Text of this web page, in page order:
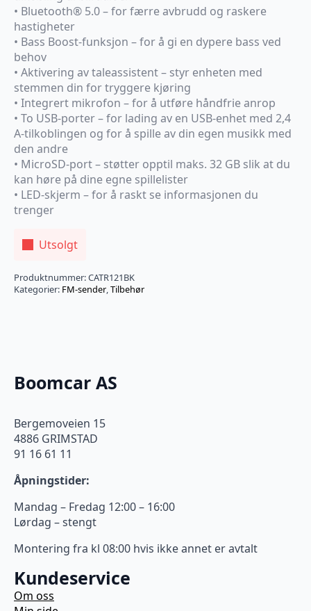
• Bluetooth® 5.0 – for færre avbrudd og raskere
hastigheter
• Bass Boost-funksjon – for å gi en dypere bass ved
behov
• Aktivering av taleassistent – styr enheten med
stemmen din for tryggere kjøring
• Integrert mikrofon – for å utføre håndfrie anrop
• To USB-porter – for lading av en USB-enhet med 2,4
A-tilkoblingen og for å spille av din egen musikk med
den andre
• MicroSD-port – støtter opptil maks. 32 GB slik at du
kan høre på dine egne spillelister
• LED-skjerm – for å raskt se informasjonen du
trenger
Utsolgt
Produktnummer:CATR121BK
Kategorier: FM-sender,Tilbehør
Boomcar AS
Bergemoveien 15
4886 GRIMSTAD
91 16 61 11
Åpningstider:
Mandag – Fredag 12:00 – 16:00
Lørdag – stengt
Montering fra kl 08:00 hvis ikke annet er avtalt
Kundeservice
Om oss